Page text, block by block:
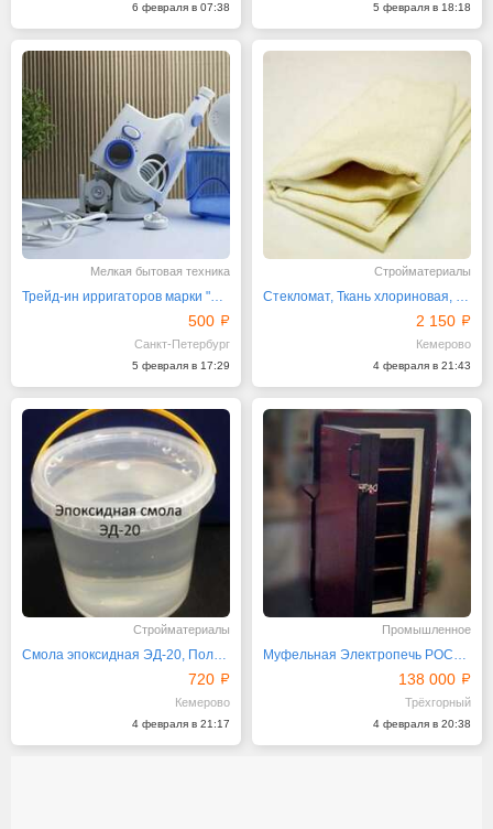
6 февраля в 07:38 5 февраля в 18:18
Мелкая бытовая техника
Трейд-ин ирригаторов марки "Ревилайн"
500
Санкт-Петербург
5 февраля в 17:29
Стройматериалы
Стекломат, Ткань хлориновая, Ацетоновая тряпка
2 150
Кемерово
4 февраля в 21:43
Стройматериалы
Смола эпоксидная ЭД-20, Полиэфирная смола
720
Кемерово
4 февраля в 21:17
Промышленное
Муфельная Электропечь РОСмуфель 1150С 125л 9кВт
138 000
Трёхгорный
4 февраля в 20:38